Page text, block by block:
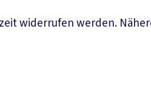
widerrufen werden.